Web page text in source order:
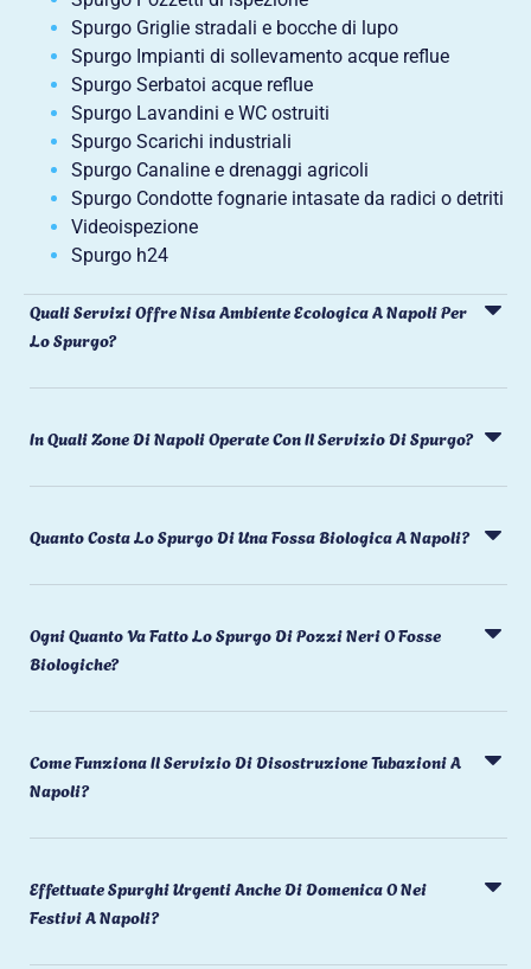
Spurgo Griglie stradali e bocche di lupo
Spurgo Impianti di sollevamento acque reflue
Spurgo Serbatoi acque reflue
Spurgo Lavandini e WC ostruiti
Spurgo Scarichi industriali
Spurgo Canaline e drenaggi agricoli
Spurgo Condotte fognarie intasate da radici o detriti
Videoispezione
Spurgo h24
Quali Servizi Offre Nisa Ambiente Ecologica A Napoli Per
Lo Spurgo?
In Quali Zone Di Napoli Operate Con Il Servizio Di Spurgo?
Quanto Costa Lo Spurgo Di Una Fossa Biologica A Napoli?
Ogni Quanto Va Fatto Lo Spurgo Di Pozzi Neri O Fosse
Biologiche?
Come Funziona Il Servizio Di Disostruzione Tubazioni A
Napoli?
Effettuate Spurghi Urgenti Anche Di Domenica O Nei
Festivi A Napoli?